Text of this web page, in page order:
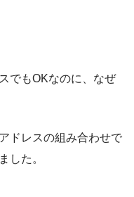
でもOKなのに、なぜ
ドレスの組み合わせで
した。